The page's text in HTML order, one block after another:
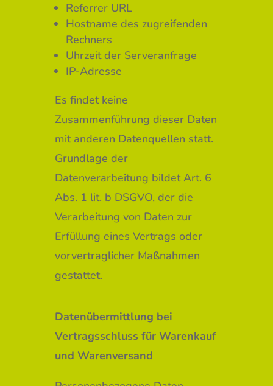
Referrer URL
Hostname des zugreifenden
Rechners
Uhrzeit der Serveranfrage
IP-Adresse
Es findet keine
Zusammenführung dieser Daten
mit anderen Datenquellen statt.
Grundlage der
Datenverarbeitung bildet Art. 6
Abs. 1 lit. b DSGVO, der die
Verarbeitung von Daten zur
Erfüllung eines Vertrags oder
vorvertraglicher Maßnahmen
gestattet.
Datenübermittlung bei
Vertragsschluss für Warenkauf
und Warenversand